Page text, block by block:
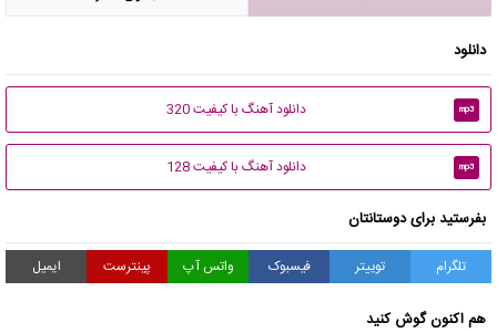
دانلود
mp3 دانلود آهنگ با کیفیت 320
mp3 دانلود آهنگ با کیفیت 128
بفرستید برای دوستانتان
تلگرام توییتر فیسبوک واتس آپ پینترست ایمیل
هم اکنون گوش کنید